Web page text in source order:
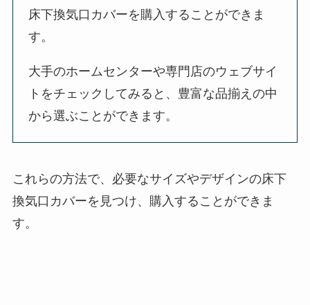
床下換気口カバーを購入することができま
す。
大手のホームセンターや専門店のウェブサイ
トをチェックしてみると、豊富な品揃えの中
から選ぶことができます。
これらの方法で、必要なサイズやデザインの床下
換気口カバーを見つけ、購入することができま
す。